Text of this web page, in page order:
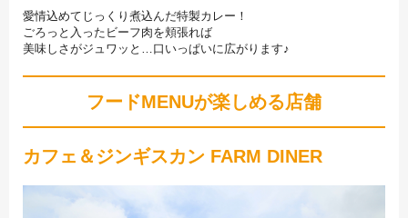
愛情込めてじっくり煮込んだ特製カレー！
ごろっと入ったビーフ肉を頬張れば
美味しさがジュワッと…口いっぱいに広がります♪
フードMENUが楽しめる店舗
カフェ＆ジンギスカン FARM DINER